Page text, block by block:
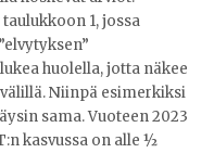
1, jossa
huolella, jotta näkee
Niinpä esimerkiksi
sama. Vuoteen 2023
kasvussa on alle ½